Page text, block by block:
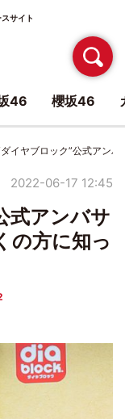
サイト
イヤブロック”公式アン
2022-06-17 12:45
式アンバサ
の方に知っ
46 櫻坂46